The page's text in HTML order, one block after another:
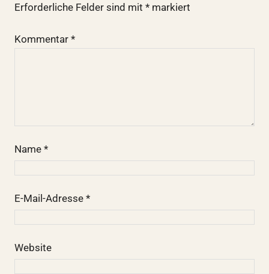
Erforderliche Felder sind mit *markiert
Kommentar *
Name *
E-Mail-Adresse *
Website